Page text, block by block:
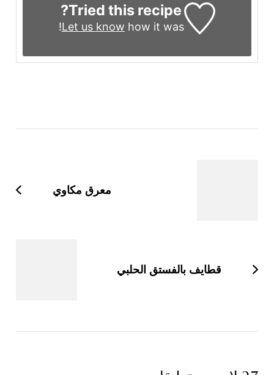
Tried this recipe?
Let us know how it was!
معرق مكاوي
قطايف بالفستق الحلبي